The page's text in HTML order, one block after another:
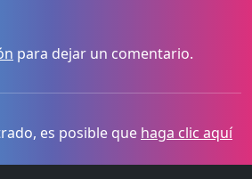
para dejar un comentario.
es posible que haga clic aquí